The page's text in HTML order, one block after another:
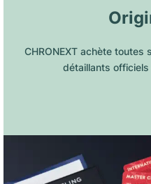
CHRONEXT achète
détaillants officiels